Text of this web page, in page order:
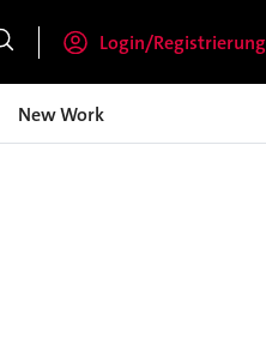
Login/Registrierung
New Work